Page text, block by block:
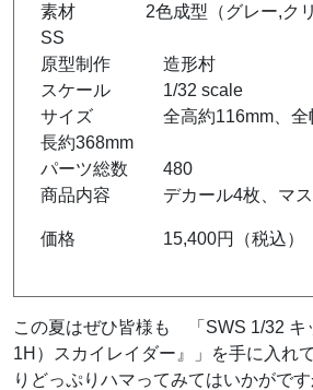
素材 2色成型（グレー,クリ
SS
原型制作 造形村
スケール 1/32 scale
サイズ 全高約116mm、全幅
長約368mm
パーツ総数 480
商品内容 デカール4枚、マス
価格 15,400円（税込）
この夏はぜひ皆様も 「SWS 1/32 キ
1H）スカイレイダー』」を手に入れ
りどっぷりハマってみてはいかがです